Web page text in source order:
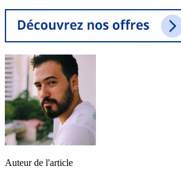
Auteur de l'article